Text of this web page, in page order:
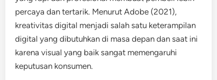
percaya dan tertarik. Menurut Adobe (2021),
kreativitas digital menjadi salah satu keterampilan
digital yang dibutuhkan di masa depan dan saat ini
karena visual yang baik sangat memengaruhi
keputusan konsumen.